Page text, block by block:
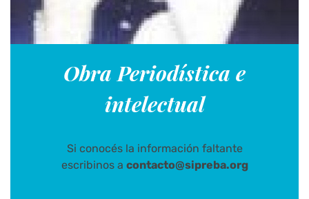
Obra Periodística e
intelectual
Si conocés la información faltante
escribinos a contacto@sipreba.org